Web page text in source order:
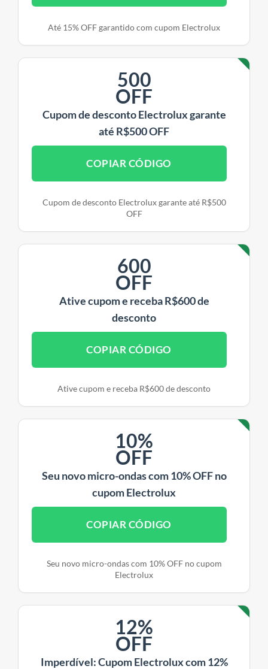
Até 15% OFF garantido com cupom Electrolux
500
OFF
Cupom de desconto Electrolux garante
até R$500 OFF
COPIAR CÓDIGO
Cupom de desconto Electrolux garante até R$500
OFF
600
OFF
Ative cupom e receba R$600 de
desconto
COPIAR CÓDIGO
Ative cupom e receba R$600 de desconto
10%
OFF
Seu novo micro-ondas com 10% OFF no
cupom Electrolux
COPIAR CÓDIGO
Seu novo micro-ondas com 10% OFF no cupom
Electrolux
12%
OFF
Imperdível: Cupom Electrolux com 12%